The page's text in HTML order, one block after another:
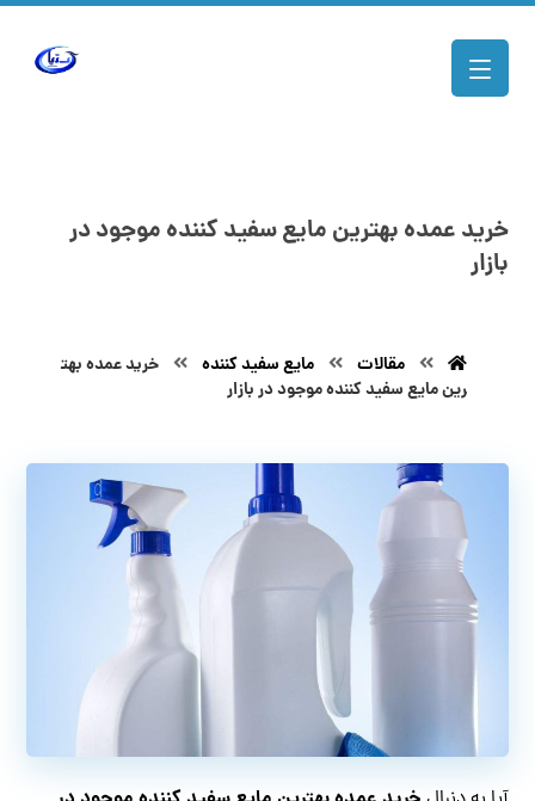
خرید عمده بهترین مایع سفید کننده موجود در
بازار
مقالات مایع سفید کننده
خرید عمده بهت
رین مایع سفید کننده موجود در بازار